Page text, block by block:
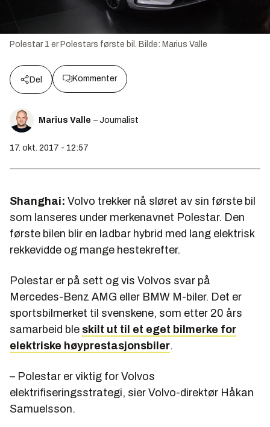
Polestar 1 er Polestars første bil. Bilde: Marius Valle
Del Kommenter
Marius Valle – Journalist
17. okt. 2017 - 12:57
Shanghai: Volvo trekker nå sløret av sin første bil
som lanseres under merkenavnet Polestar. Den
første bilen blir en ladbar hybrid med lang elektrisk
rekkevidde og mange hestekrefter.
Polestar er på sett og vis Volvos svar på
Mercedes-Benz AMG eller BMW M-biler. Det er
sportsbilmerket til svenskene, som etter 20 års
samarbeid ble skilt ut til et eget bilmerke for
elektriske høyprestasjonsbiler.
– Polestar er viktig for Volvos
elektrifiseringsstrategi, sier Volvo-direktør Håkan
Samuelsson.